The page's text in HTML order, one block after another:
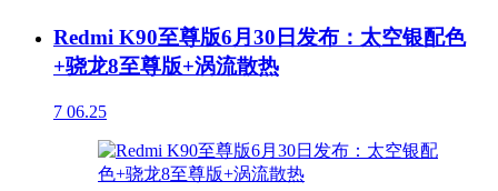
Redmi K90至尊版6月30日发布：太空银配色
+骁龙8至尊版+涡流散热
7 06.25